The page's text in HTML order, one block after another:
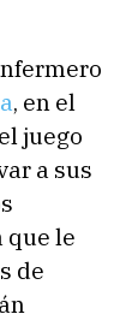
, en el
juego
a sus
que le
de